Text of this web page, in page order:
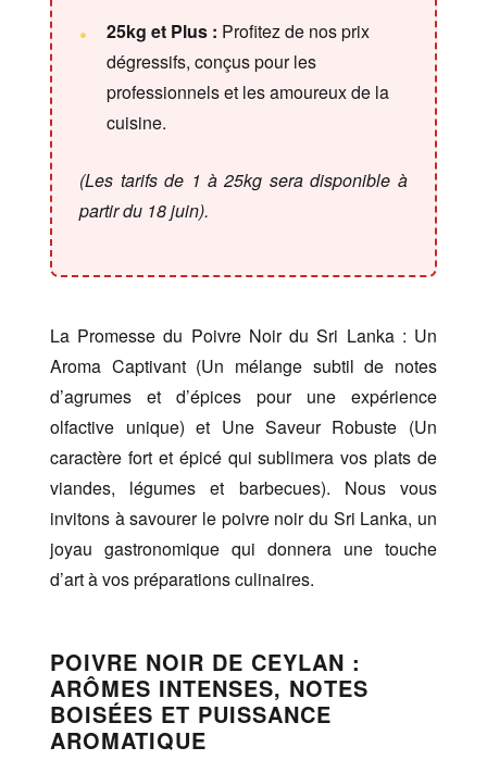
25kg et Plus : Profitez de nos prix
dégressifs, conçus pour les
professionnels et les amoureux de la
cuisine.
(Les tarifs de 1 à 25kg sera disponible à
partir du 18 juin).
La Promesse du Poivre Noir du Sri Lanka : Un
Aroma Captivant (Un mélange subtil de notes
d’agrumes et d’épices pour une expérience
olfactive unique) et Une Saveur Robuste (Un
caractère fort et épicé qui sublimera vos plats de
viandes, légumes et barbecues). Nous vous
invitons à savourer le poivre noir du Sri Lanka, un
joyau gastronomique qui donnera une touche
d’art à vos préparations culinaires.
POIVRE NOIR DE CEYLAN :
ARÔMES INTENSES, NOTES
BOISÉES ET PUISSANCE
AROMATIQUE